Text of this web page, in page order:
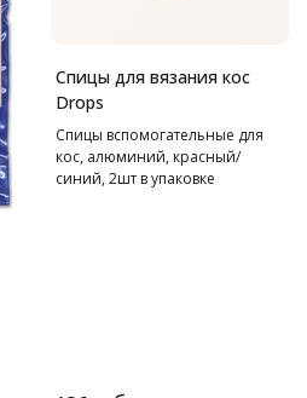
Спицы для вязания кос
Drops
Спицы вспомогательные для
кос, алюминий, красный/
синий, 2шт в упаковке